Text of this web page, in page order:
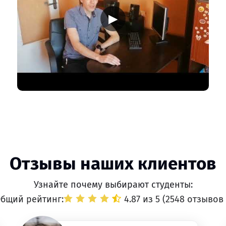
▶
Отзывы наших клиентов
Узнайте почему выбирают студенты:
рейтинг:
4.87 из 5 (2548 отзывов